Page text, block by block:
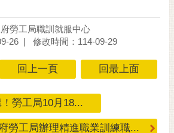
勞工局職訓就服中心
26
修改時間：114-09-29
回上一頁 回最上面
勞工局10月18...
勞工局辦理精進職業訓練職...